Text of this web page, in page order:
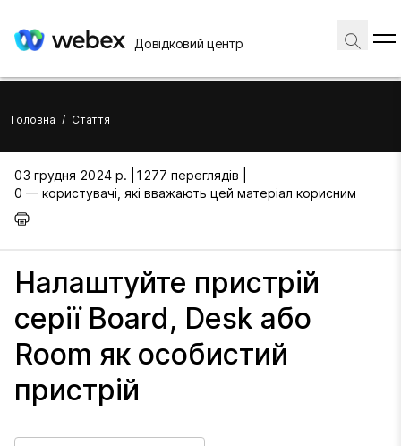
Довідковий центр
Головна / Стаття
03 грудня 2024 р. |
1277 переглядів |
0 — користувачі, які вважають цей матеріал корисним
Налаштуйте пристрій
серії Board, Desk або
Room як особистий
пристрій